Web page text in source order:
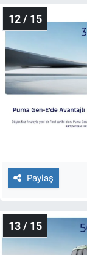
12 / 15
Paylaş
13 / 15